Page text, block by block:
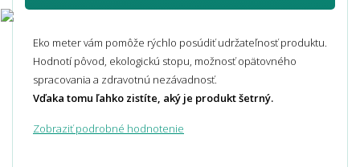
Eko meter vám pomôže rýchlo posúdiť udržateľnosť produktu.
Hodnotí pôvod, ekologickú stopu, možnosť opätovného
spracovania a zdravotnú nezávadnosť.
Vďaka tomu ľahko zistíte, aký je produkt šetrný.
Zobraziť podrobné hodnotenie